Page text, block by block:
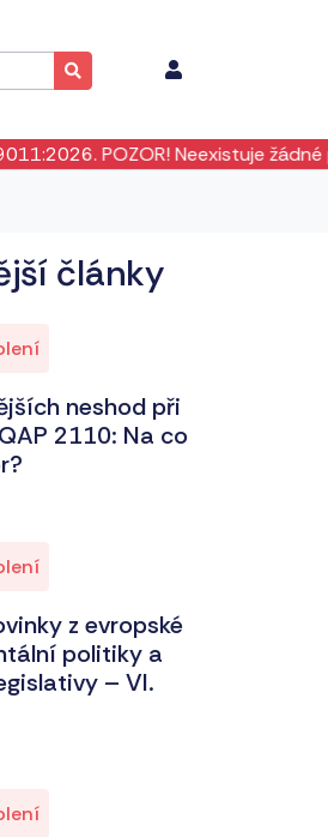
Neexistuje žádné
články
neshod při
2110: Na co
z evropské
politiky a
– VI.